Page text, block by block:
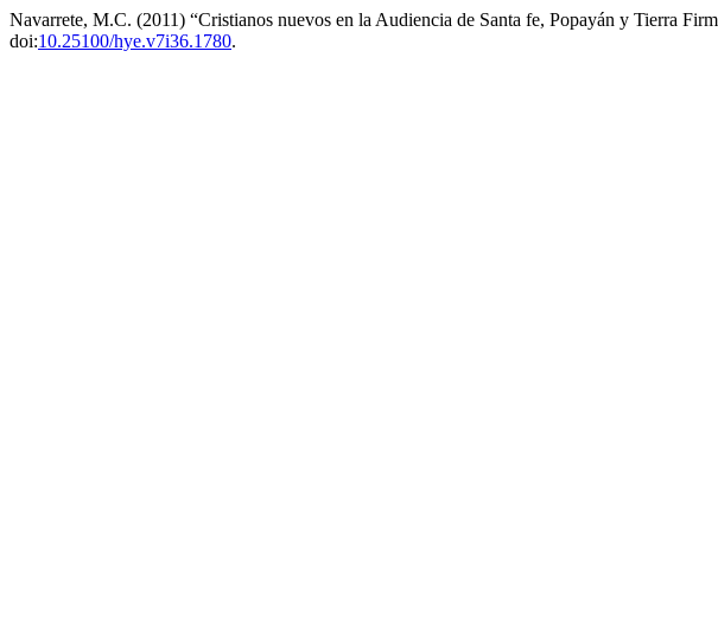
Navarrete, M.C. (2011) “Cristianos nuevos en la Audiencia de Santa fe, Popayán y Tierra
doi:10.25100/hye.v7i36.1780.